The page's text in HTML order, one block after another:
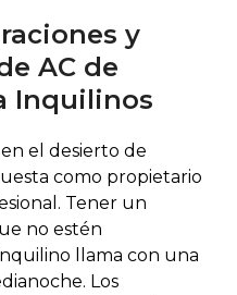
y
AC de
Inquilinos
el desierto de
como propietario
Tener un
no estén
llama con una
Los